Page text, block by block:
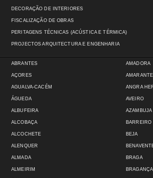
DECORAÇÃO DE INTERIORES
FISCALIZAÇÃO DE OBRAS
PERITAGENS TÉCNICAS (ACÚSTICA E TÉRMICA)
PROJECTOS ARQUITECTURA E ENGENHARIA
ABRANTES
AÇORES
AGUALVA-CACÉM
ÁGUEDA
ALBUFEIRA
ALCOBAÇA
ALCOCHETE
ALENQUER
ALMADA
ALMEIRIM
AMADORA
AMARANTE
ANGRA
AVEIRO
AZAMBUJA
BARREIRO
BEJA
BRAGA
BRAGANÇA